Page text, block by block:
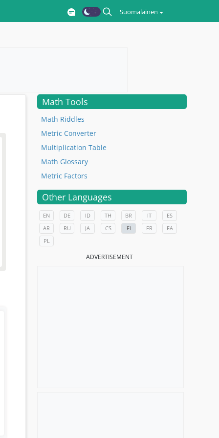
Suomalainen
Math Tools
Math Riddles
Metric Converter
Multiplication Table
Math Glossary
Metric Factors
Other Languages
EN DE ID TH BR IT
ES
AR
RU JA CS FI FR
FA
PL
ADVERTISEMENT